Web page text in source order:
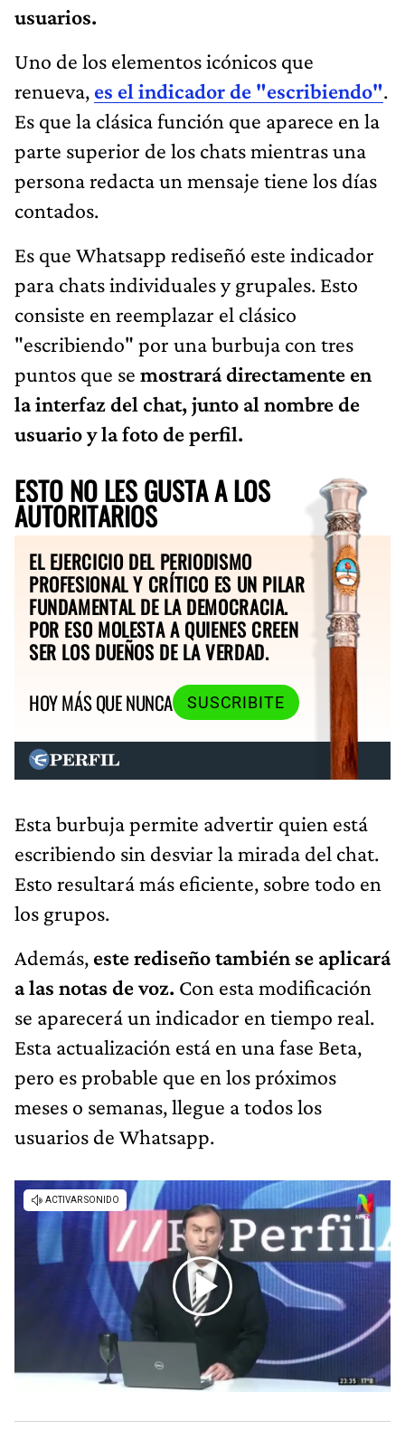
usuarios.
Uno de los elementos icónicos que
renueva, es el indicador de "escribiendo".
Es que la clásica función que aparece en la
parte superior de los chats mientras una
persona redacta un mensaje tiene los días
contados.
Es que Whatsapp rediseñó este indicador
para chats individuales y grupales. Esto
consiste en reemplazar el clásico
"escribiendo" por una burbuja con tres
puntos que se mostrará directamente en
la interfaz del chat, junto al nombre de
usuario y la foto de perfil.
ESTO NO LES GUSTA A LOS
AUTORITARIOS
EL EJERCICIO DEL PERIODISMO
PROFESIONAL Y CRÍTICO ES UN PILAR
FUNDAMENTAL DE LA DEMOCRACIA.
POR ESO MOLESTA A QUIENES CREEN
SER LOS DUEÑOS DE LA VERDAD.
HOY MÁS QUE NUNCA
SUSCRIBITE
Esta burbuja permite advertir quien está
escribiendo sin desviar la mirada del chat.
Esto resultará más eficiente, sobre todo en
los grupos.
Además, este rediseño también se aplicará
a las notas de voz. Con esta modificación
se aparecerá un indicador en tiempo real.
Esta actualización está en una fase Beta,
pero es probable que en los próximos
meses o semanas, llegue a todos los
usuarios de Whatsapp.